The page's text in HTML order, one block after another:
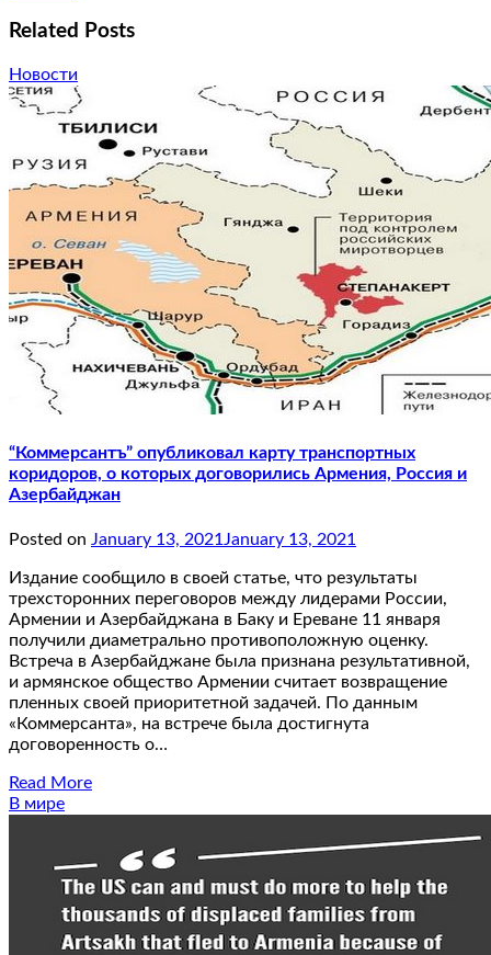
Related Posts
Новости
“Коммерсантъ” опубликовал карту транспортных
коридоров, о которых договорились Армения, Россия и
Азербайджан
Posted on January 13, 2021 January 13, 2021
Издание сообщило в своей статье, что результаты
трехсторонних переговоров между лидерами России,
Армении и Азербайджана в Баку и Ереване 11 января
получили диаметрально противоположную оценку.
Встреча в Азербайджане была признана результативной,
и армянское общество Армении считает возвращение
пленных своей приоритетной задачей. По данным
«Коммерсанта», на встрече была достигнута
договоренность о…
Read More
В мире